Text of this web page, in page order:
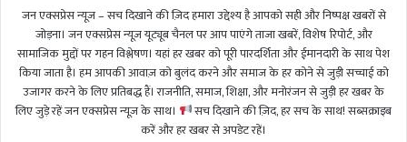
जन एक्सप्रेस न्यूज़ – सच दिखाने की ज़िद हमारा उद्देश्य है आपको सही और निष्पक्ष खबरों से
जोड़ना। जन एक्सप्रेस न्यूज़ यूट्यूब चैनल पर आप पाएंगे ताजा खबरें, विशेष रिपोर्ट, और
सामाजिक मुद्दों पर गहन विश्लेषण। यहां हर खबर को पूरी पारदर्शिता और ईमानदारी के साथ पेश
किया जाता है। हम आपकी आवाज़ को बुलंद करने और समाज के हर कोने से जुड़ी सच्चाई को
उजागर करने के लिए प्रतिबद्ध हैं। राजनीति, समाज, शिक्षा, और मनोरंजन से जुड़ी हर खबर के
लिए जुड़े रहें जन एक्सप्रेस न्यूज़ के साथ।
सच दिखाने की ज़िद, हर सच के साथ! सब्सक्राइब
करें और हर खबर से अपडेट रहें।